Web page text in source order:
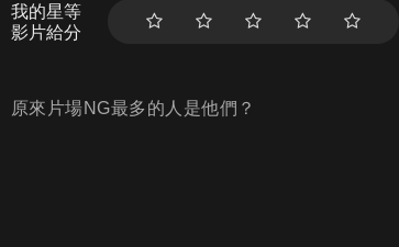
我的星等
影片給分
原來片場NG最多的人是他們？